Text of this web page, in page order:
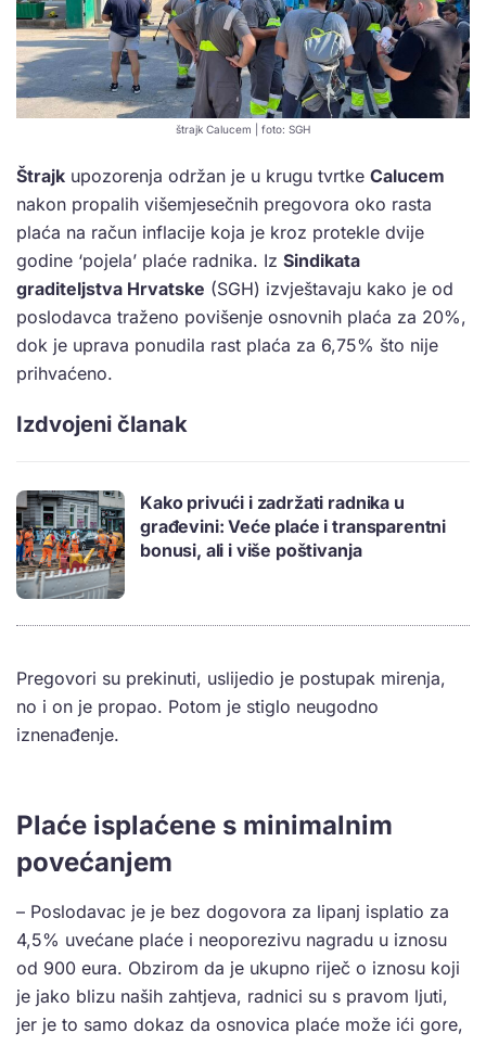
štrajk Calucem | foto: SGH
Štrajk upozorenja održan je u krugu tvrtke Calucem
nakon propalih višemjesečnih pregovora oko rasta
plaća na račun inflacije koja je kroz protekle dvije
godine ‘pojela’ plaće radnika. Iz Sindikata
graditeljstva Hrvatske (SGH) izvještavaju kako je od
poslodavca traženo povišenje osnovnih plaća za 20%,
dok je uprava ponudila rast plaća za 6,75% što nije
prihvaćeno.
Izdvojeni članak
Kako privući i zadržati radnika u
građevini: Veće plaće i transparentni
bonusi, ali i više poštivanja
Pregovori su prekinuti, uslijedio je postupak mirenja,
no i on je propao. Potom je stiglo neugodno
iznenađenje.
Plaće isplaćene s minimalnim
povećanjem
– Poslodavac je je bez dogovora za lipanj isplatio za
4,5% uvećane plaće i neoporezivu nagradu u iznosu
od 900 eura. Obzirom da je ukupno riječ o iznosu koji
je jako blizu naših zahtjeva, radnici su s pravom ljuti,
jer je to samo dokaz da osnovica plaće može ići gore,